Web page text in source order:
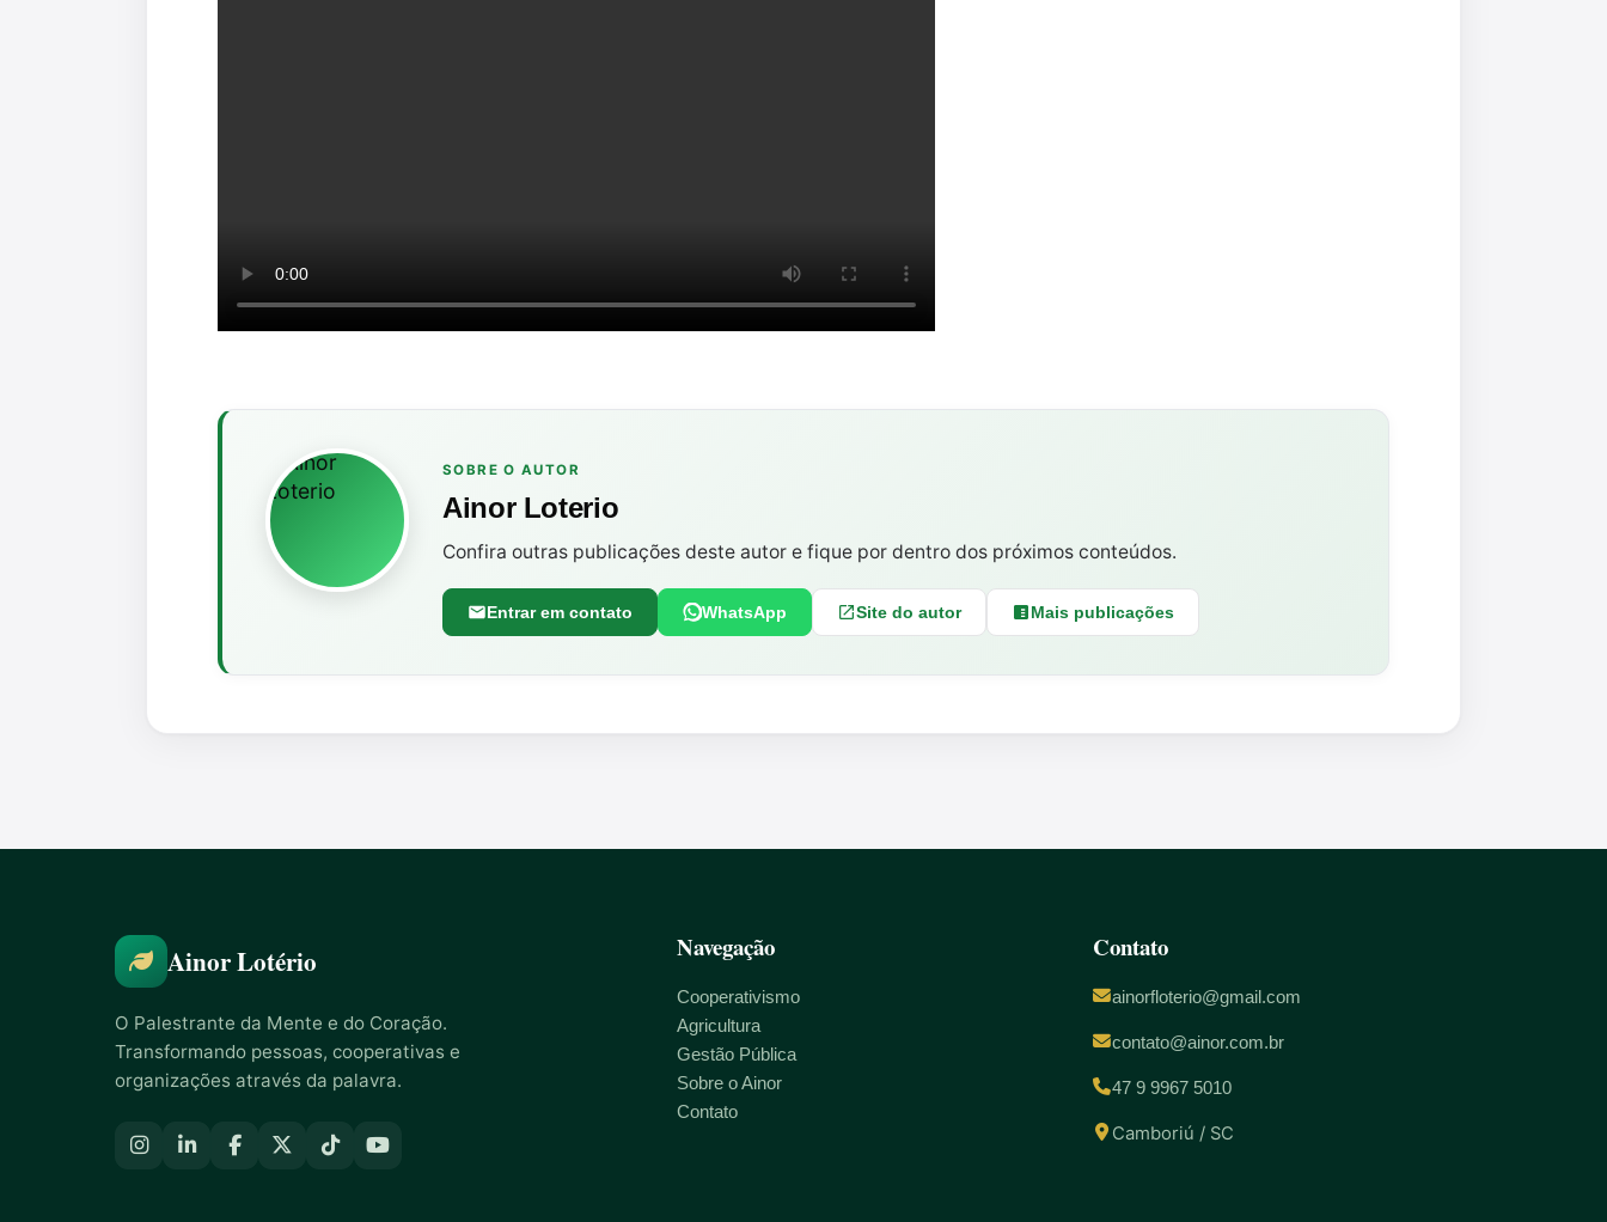
SOBRE O AUTOR
Ainor Loterio
Confira outras publicações deste autor e fique por dentro dos próximos conteúdos.
Entrar em contato WhatsApp Site do autor Mais publicações
Ainor Lotério
O Palestrante da Mente e do Coração.
Transformando pessoas, cooperativas e
organizações através da palavra.
Navegação
Cooperativismo
Agricultura
Gestão Pública
Sobre o Ainor
Contato
Contato
ainorfloterio@gmail.com
contato@ainor.com.br
47 9 9967 5010
Camboriú / SC